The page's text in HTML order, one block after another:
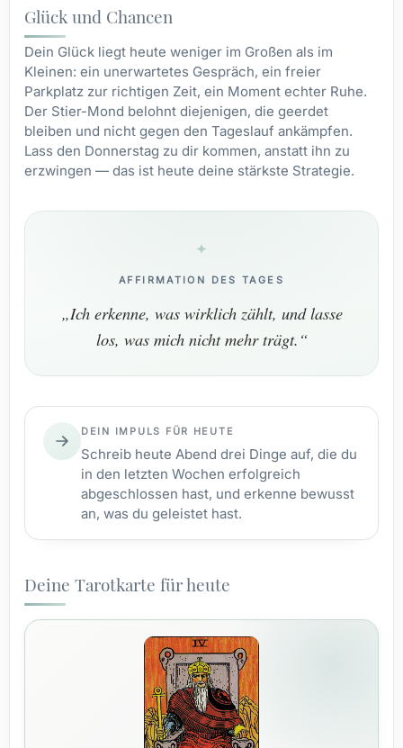
Glück und Chancen
Dein Glück liegt heute weniger im Großen als im
Kleinen: ein unerwartetes Gespräch, ein freier
Parkplatz zur richtigen Zeit, ein Moment echter Ruhe.
Der Stier-Mond belohnt diejenigen, die geerdet
bleiben und nicht gegen den Tageslauf ankämpfen.
Lass den Donnerstag zu dir kommen, anstatt ihn zu
erzwingen — das ist heute deine stärkste Strategie.
AFFIRMATION DES TAGES
„Ich erkenne, was wirklich zählt, und lasse
los, was mich nicht mehr trägt.“
DEIN IMPULS FÜR HEUTE
Schreib heute Abend drei Dinge auf, die du
in den letzten Wochen erfolgreich
abgeschlossen hast, und erkenne bewusst
an, was du geleistet hast.
Deine Tarotkarte für heute